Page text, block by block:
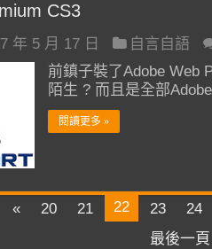
CS3
年 5 月 17 日 自言自語
前鎮子裝了Adobe Web
陌生 ? 而且是全部
閱讀更多 »
« 20 21 22 23 24
最後一